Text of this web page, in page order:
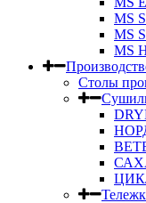
MS
MS
MS
Столы